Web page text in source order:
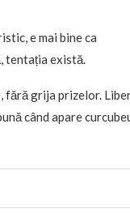
e mai bine ca
tentația există.
fără grija prizelor.
când apare